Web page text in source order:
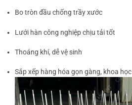
Bo tròn đầu chống trầy xước
Lưới hàn công nghiệp chịu tải tốt
Thoáng khí, dễ vệ sinh
Sắp xếp hàng hóa gọn gàng, khoa học